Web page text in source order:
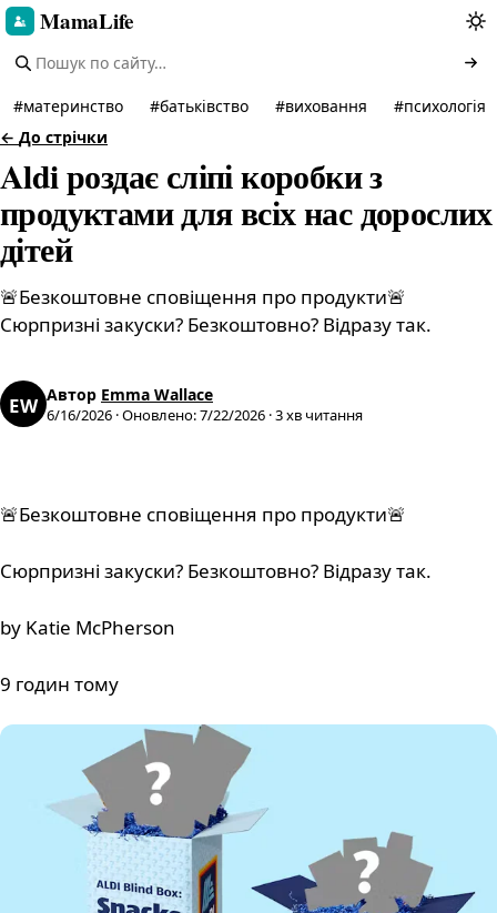
MamaLife
#материнство #батьківство #виховання #психологія
← До стрічки
Aldi роздає сліпі коробки з
продуктами для всіх нас дорослих
дітей
🚨Безкоштовне сповіщення про продукти🚨
Сюрпризні закуски? Безкоштовно? Відразу так.
EW Автор Emma Wallace
6/16/2026 ·Оновлено:7/22/2026 ·3хв читання
🚨Безкоштовне сповіщення про продукти🚨
Сюрпризні закуски? Безкоштовно? Відразу так.
by Katie McPherson
9 годин тому